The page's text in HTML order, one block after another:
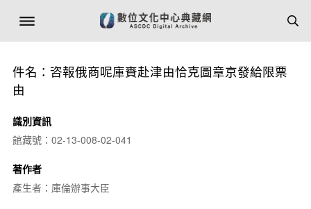
件名：咨報俄商呢庫賚赴津由恰克圖章京發給限票
由
識別資訊
館藏號：02-13-008-02-041
著作者
產生者：庫倫辦事大臣